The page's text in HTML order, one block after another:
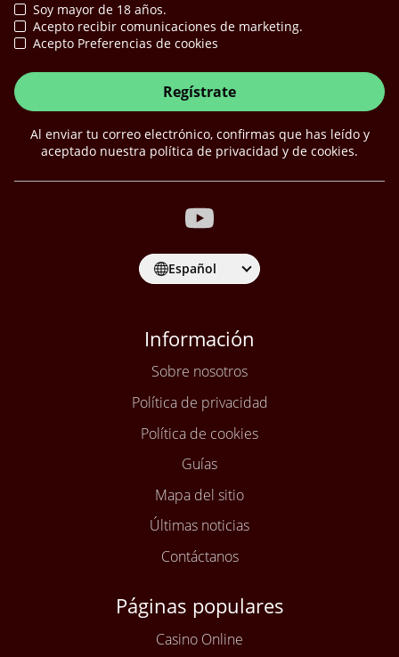
Soy mayor de 18 años.
Acepto recibir comunicaciones de marketing.
Acepto Preferencias de cookies
Regístrate
Al enviar tu correo electrónico, confirmas que has leído y
aceptado nuestra política de privacidad y de cookies.
Español
Información
Sobre nosotros
Política de privacidad
Política de cookies
Guías
Mapa del sitio
Últimas noticias
Contáctanos
Páginas populares
Casino Online